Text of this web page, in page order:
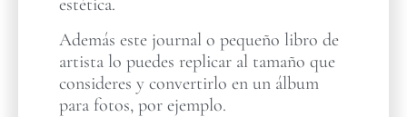
estética.
Además este journal o pequeño libro de
artista lo puedes replicar al tamaño que
consideres y convertirlo en un álbum
para fotos, por ejemplo.